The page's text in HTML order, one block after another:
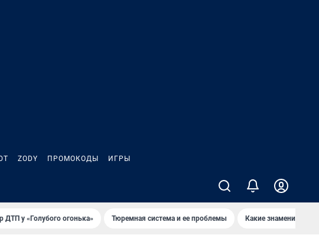
ZODY ПРОМОКОДЫ ИГРЫ
ДТП у «Голубого огонька» Тюремная система и ее проблемы Какие знаменитости